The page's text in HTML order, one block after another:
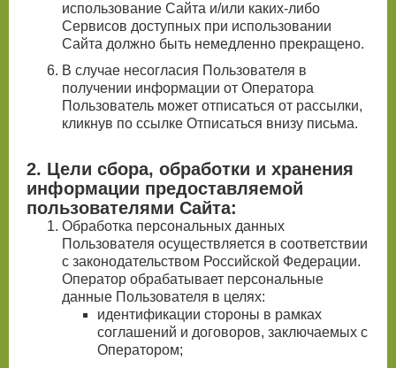
использование Сайта и/или каких-либо
Сервисов доступных при использовании
Сайта должно быть немедленно прекращено.
В случае несогласия Пользователя в
получении информации от Оператора
Пользователь может отписаться от рассылки,
кликнув по ссылке Отписаться внизу письма.
2. Цели сбора, обработки и хранения
информации предоставляемой
пользователями Сайта:
Обработка персональных данных
Пользователя осуществляется в соответствии
с законодательством Российской Федерации.
Оператор обрабатывает персональные
данные Пользователя в целях:
идентификации стороны в рамках
соглашений и договоров, заключаемых с
Оператором;